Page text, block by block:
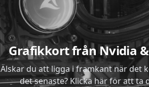
Grafikkort från Nvidia
Älskar du att ligga i framkant när det
det senaste? Klicka här för att ta